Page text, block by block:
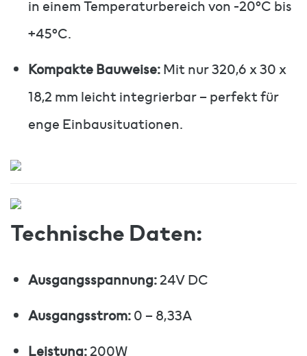
in einem Temperaturbereich von -20°C bis
+45°C.
Kompakte Bauweise:Mit nur 320,6 x 30 x
18,2 mm leicht integrierbar – perfekt für
enge Einbausituationen.
Technische Daten:
Ausgangsspannung:24V DC
Ausgangsstrom:0 – 8,33A
Leistung:200W